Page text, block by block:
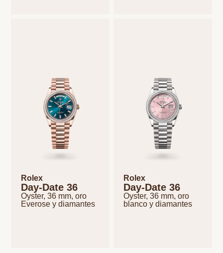
Rolex
Day-Date 36
Oyster, 36 mm, oro
Everose y diamantes
Rolex
Day-Date 36
Oyster, 36 mm, oro
blanco y diamantes